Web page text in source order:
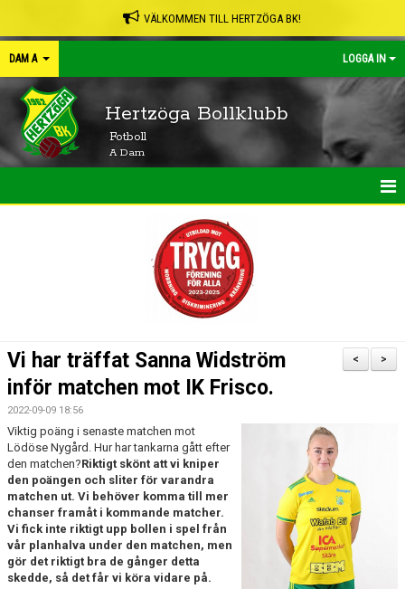
VÄLKOMMEN TILL HERTZÖGA BK!
DAM A LOGGA IN
Hertzöga Bollklubb
Fotboll
A Dam
TRUPPEN
BILDGALLERI
DOKUMENT
KONTAKT
HISTORIA
>
<
Vi har träffat Sanna Widström
inför matchen mot IK Frisco.
2022-09-09 18:56
Viktig poäng i senaste matchen mot
Lödöse Nygård. Hur har tankarna gått efter
den matchen?Riktigt skönt att vi kniper
den poängen och sliter för varandra
matchen ut. Vi behöver komma till mer
chanser framåt i kommande matcher.
Vi fick inte riktigt upp bollen i spel från
vår planhalva under den matchen, men
gör det riktigt bra de gånger detta
skedde, så det får vi köra vidare på.